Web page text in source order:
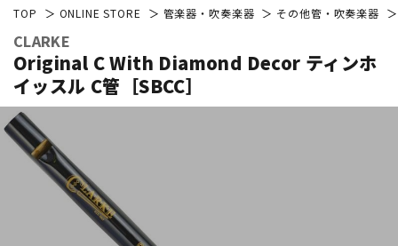
ベース
TOP ONLINE STORE 管楽器・吹奏楽器 その他管・吹奏楽器
CLARKE
Original C With Diamond Decor ティンホ
イッスル C管［SBCC］